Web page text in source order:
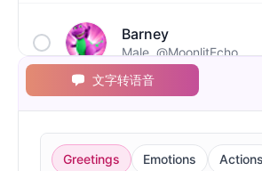
Barney
Male @MoonlitEcho
Bluey
Female @EchoVale
文字转语音
Greetings Emotions Actions